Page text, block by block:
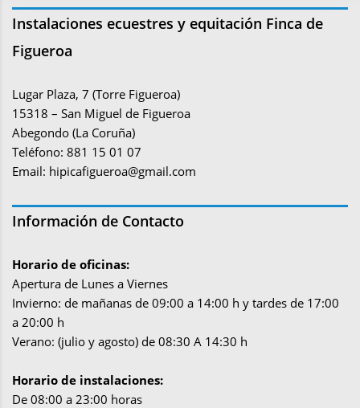
Instalaciones ecuestres y equitación Finca de
Figueroa
Lugar Plaza, 7 (Torre Figueroa)
15318 – San Miguel de Figueroa
Abegondo (La Coruña)
Teléfono: 881 15 01 07
Email: hipicafigueroa@gmail.com
Información de Contacto
Horario de oficinas:
Apertura de Lunes a Viernes
Invierno: de mañanas de 09:00 a 14:00 h y tardes de 17:00
a 20:00 h
Verano: (julio y agosto) de 08:30 A 14:30 h
Horario de instalaciones:
De 08:00 a 23:00 horas